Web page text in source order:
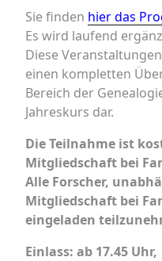
Sie finden hier das
Es wird laufend
Diese
einen kompletten
Bereich der
Jahreskurs dar.
Die Teilnahme ist
Mitgliedschaft bei
Alle Forscher,
Mitgliedschaft bei
eingeladen
Einlass: ab 17.45 Uhr,